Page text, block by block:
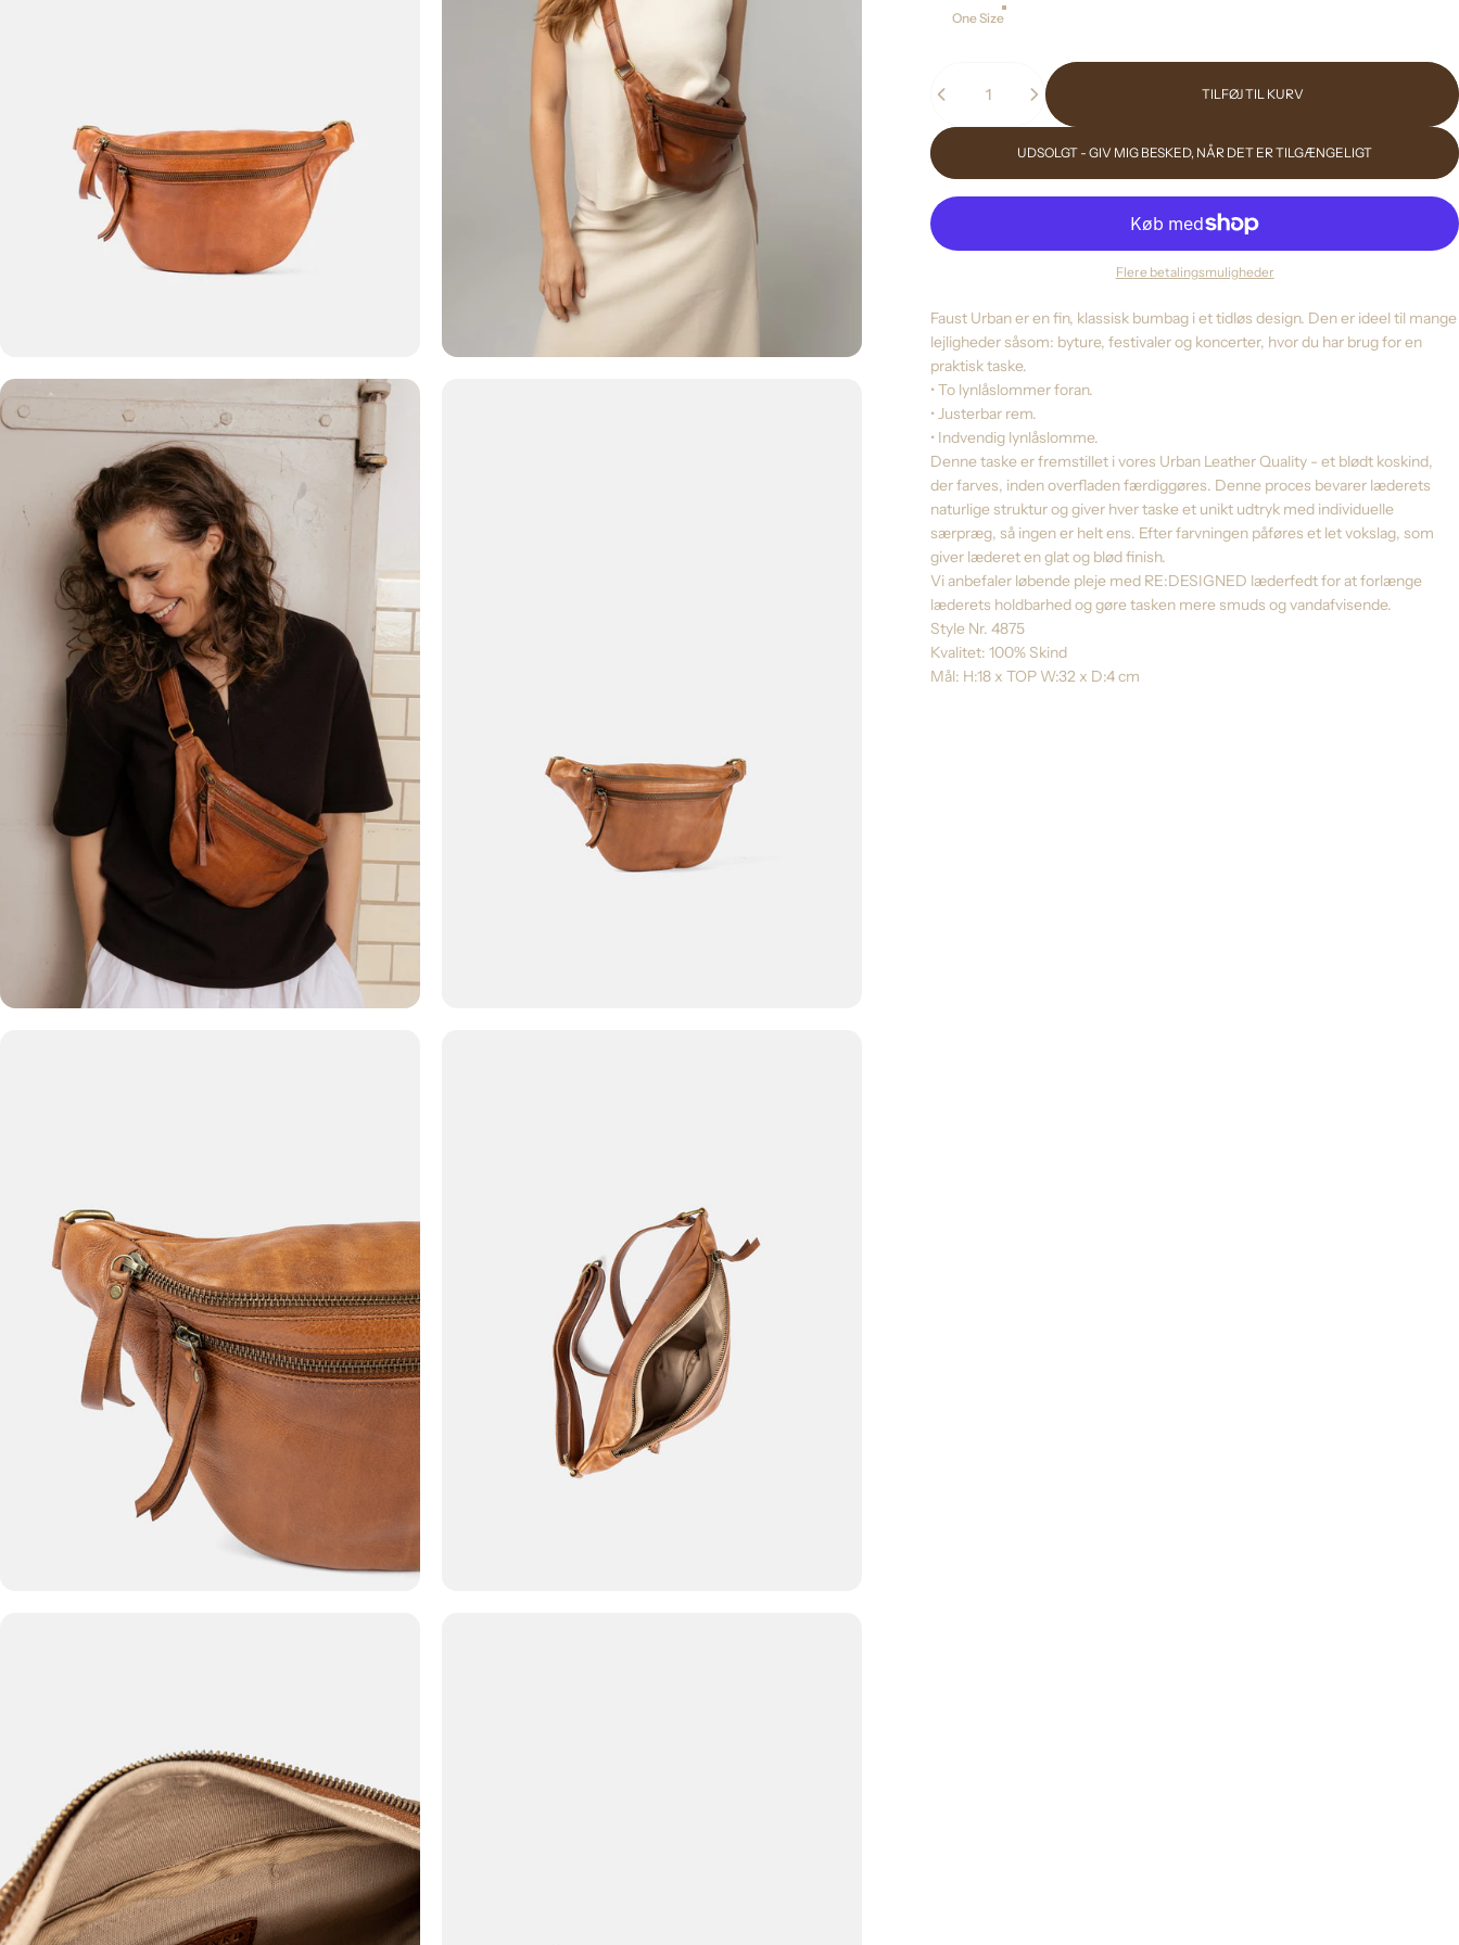
SizeOne Size
TILFØJ TIL KURV
UDSOLGT - GIV MIG BESKED, NÅR DET ER TILGÆNGELIGT
Flere betalingsmuligheder
Faust Urban er en fin, klassisk bumbag i et tidløs design. Den er ideel til mange
lejligheder såsom: byture, festivaler og koncerter, hvor du har brug for en
praktisk taske.
• To lynlåslommer foran.
• Justerbar rem.
• Indvendig lynlåslomme.
Denne taske er fremstillet i vores Urban Leather Quality - et blødt koskind,
der farves, inden overfladen færdiggøres. Denne proces bevarer læderets
naturlige struktur og giver hver taske et unikt udtryk med individuelle
særpræg, så ingen er helt ens. Efter farvningen påføres et let vokslag, som
giver læderet en glat og blød finish.
Vi anbefaler løbende pleje med RE:DESIGNED læderfedt for at forlænge
læderets holdbarhed og gøre tasken mere smuds og vandafvisende.
Style Nr. 4875
Kvalitet: 100% Skind
Mål: H:18 x TOP W:32 x D:4 cm